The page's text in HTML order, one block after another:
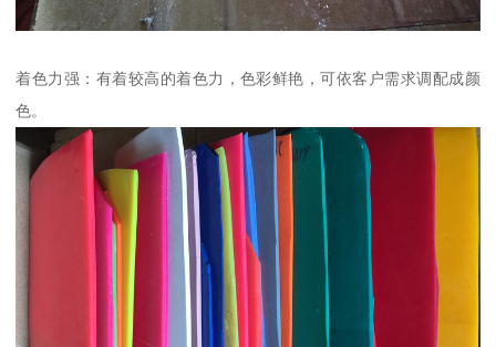
着色力强：有着较高的着色力，色彩鲜艳，可依客户需求调配成颜
色。